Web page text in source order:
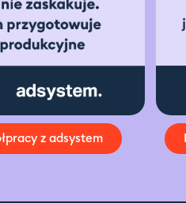
z adsystem